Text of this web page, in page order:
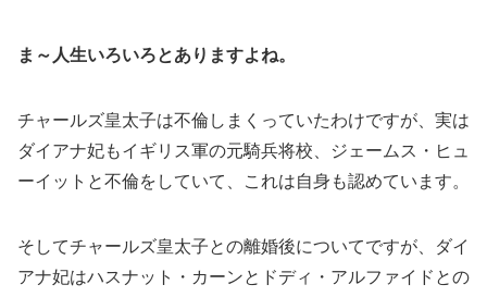
ま～人生いろいろとありますよね。
チャールズ皇太子は不倫しまくっていたわけですが、実は
ダイアナ妃もイギリス軍の元騎兵将校、ジェームス・ヒュ
ーイットと不倫をしていて、これは自身も認めています。
そしてチャールズ皇太子との離婚後についてですが、ダイ
アナ妃はハスナット・カーンとドディ・アルファイドとの